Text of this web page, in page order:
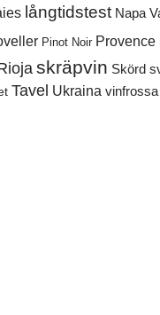
långtidstest Napa
Pinot Noir Provence
skräpvin Skörd
Tavel Ukraina vinfrossa